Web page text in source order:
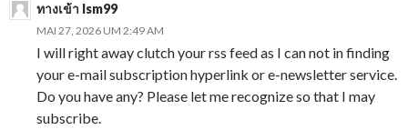
ทางเข้า lsm99
MAI 27, 2026 UM 2:49 AM
I will right away clutch your rss feed as I can not in finding
your e-mail subscription hyperlink or e-newsletter service.
Do you have any? Please let me recognize so that I may
subscribe.